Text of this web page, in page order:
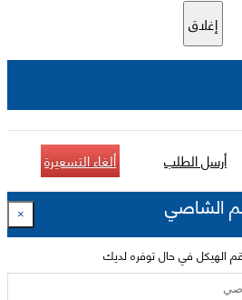
إغلاق
أرسل الطلب ألغاء التسعيرة
الشاصي ×
الهيكل في حال توفره لديك